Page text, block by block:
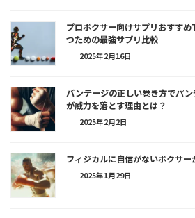
プロボクサー向けサプリおすす
つための最強サプリ比較
2025年2月16日
バンテージの正しい巻き方でパ
が威力を落とす理由とは？
2025年2月2日
フィジカルに自信がないボクサ
2025年1月29日